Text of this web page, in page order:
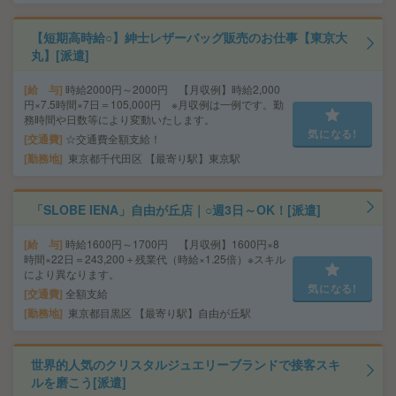
【短期高時給○】紳士レザーバッグ販売のお仕事【東京大
丸】[派遣]
給 与 時給2000円～2000円 【月収例】時給2,000
円×7.5時間×7日＝105,000円 ※月収例は一例です。勤
務時間や日数等により変動いたします。
交通費 ☆交通費全額支給！
勤務地 東京都千代田区 【最寄り駅】東京駅
気になる!
「SLOBE IENA」自由が丘店｜○週3日～OK！[派遣]
給 与 時給1600円～1700円 【月収例】1600円×8
時間×22日＝243,200＋残業代（時給×1.25倍）※スキル
により異なります。
交通費 全額支給
勤務地 東京都目黒区 【最寄り駅】自由が丘駅
気になる!
世界的人気のクリスタルジュエリーブランドで接客スキ
ルを磨こう[派遣]